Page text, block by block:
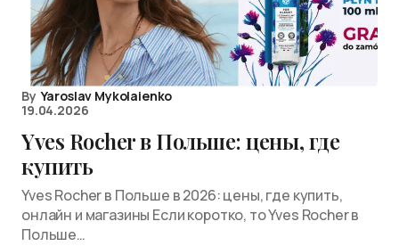
By Yaroslav Mykolaienko
19.04.2026
Yves Rocher в Польше: цены, где
купить
Yves Rocher в Польше в 2026: цены, где купить,
онлайн и магазины Если коротко, то Yves Rocher в
Польше…